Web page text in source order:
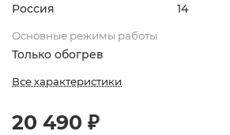
Россия 14
Основные режимы работы
Только обогрев
Все характеристики
20 490 ₽